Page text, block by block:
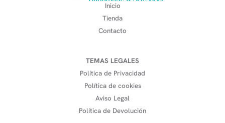
Inicio
Tienda
Contacto
TEMAS LEGALES
Política de Privacidad
Política de cookies
Aviso Legal
Política de Devolución